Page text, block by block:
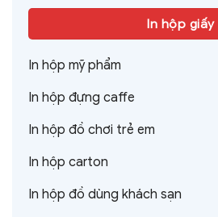
In hộp giấy
In hộp mỹ phẩm
In hộp đựng caffe
In hộp đồ chơi trẻ em
In hộp carton
In hộp đồ dùng khách sạn